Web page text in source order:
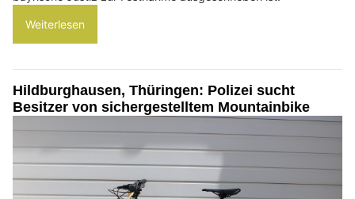
Weiterlesen
Hildburghausen, Thüringen: Polizei sucht
Besitzer von sichergestelltem Mountainbike